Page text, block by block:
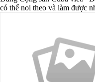
có thể noi theo và làm được